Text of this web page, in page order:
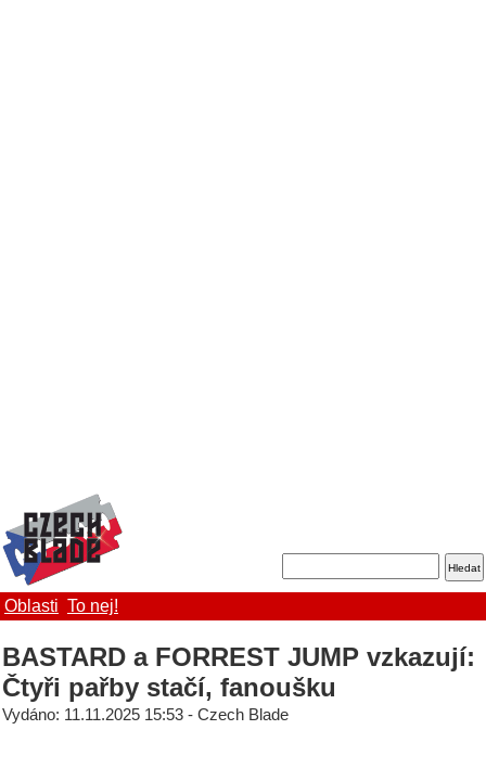
Oblasti To nej!
BASTARD a FORREST JUMP vzkazují:
Čtyři pařby stačí, fanoušku
Vydáno: 11.11.2025 15:53 - Czech Blade